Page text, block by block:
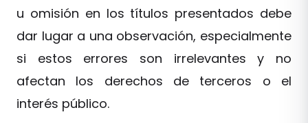
u omisión en los títulos presentados debe
dar lugar a una observación, especialmente
si estos errores son irrelevantes y no
afectan los derechos de terceros o el
interés público.